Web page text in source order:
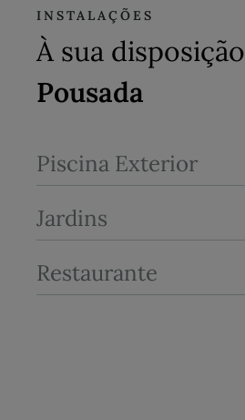
INSTALAÇÕES
À sua disposição
Pousada
Piscina Exterior
Jardins
Restaurante